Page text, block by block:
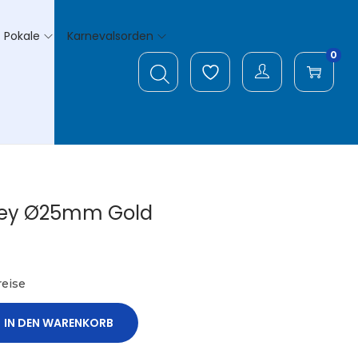
Pokale Karnevalsorden
0
Ø25mm Gold
IN DEN WARENKORB